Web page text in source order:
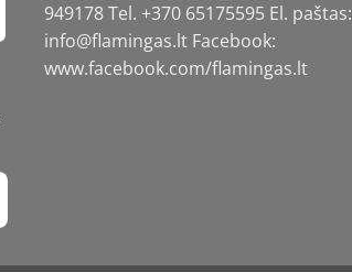
949178 Tel. +370 65175595 El. paštas:
info@flamingas.lt Facebook:
www.facebook.com/flamingas.lt